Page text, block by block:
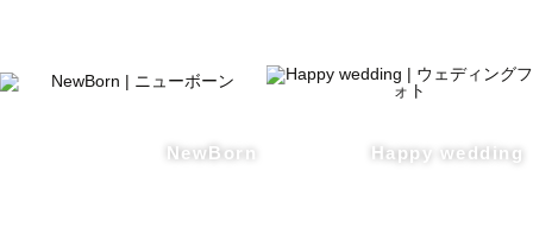
もちろん赤ちゃんだけでなく、お子様を見て幸せに微笑ん
おじいさまおばあさまも素敵に残しますのでお任せくださ
NewBorn Happy wedding